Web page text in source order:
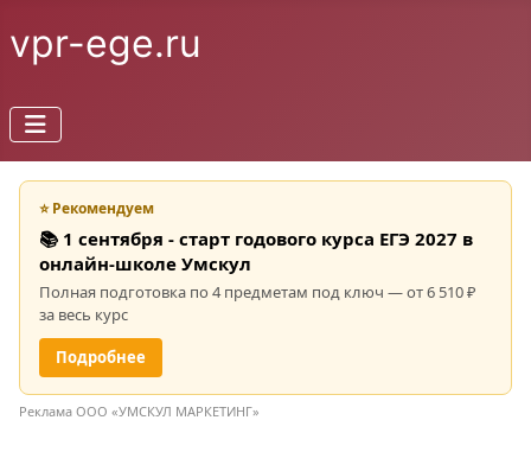
vpr-ege.ru
⭐ Рекомендуем
📚 1 сентября - старт годового курса ЕГЭ 2027 в
онлайн-школе Умскул
Полная подготовка по 4 предметам под ключ — от 6 510 ₽
за весь курс
Подробнее
Реклама ООО «УМСКУЛ МАРКЕТИНГ»